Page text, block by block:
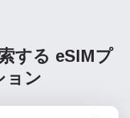
する eSIMプ
ョン